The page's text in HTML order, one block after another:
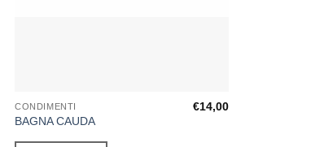
CONDIMENTI
BAGNA CAUDA
€14,00